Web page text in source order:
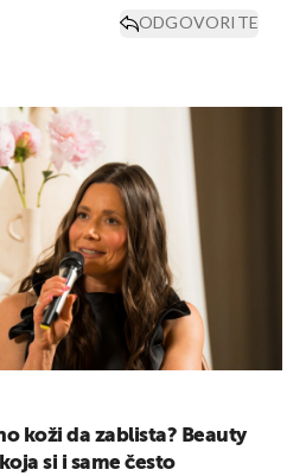
ODGOVORITE
koži da zablista? Beauty
si i same često